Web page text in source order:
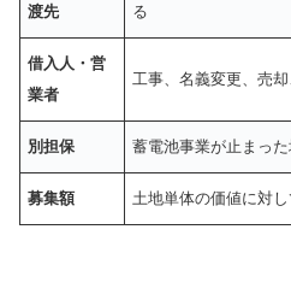
渡先
る
借入人・営
業者
工事、名義変更、売
別担保 蓄電池事業が止まっ
募集額 土地単体の価値に対